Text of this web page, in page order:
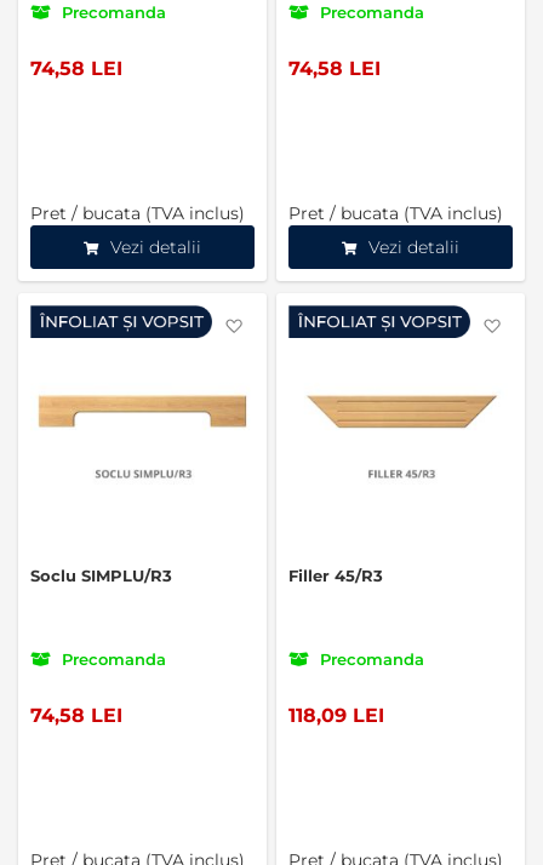
Precomanda
74,58 LEI
Pret / bucata (TVA inclus)
Vezi detalii
Precomanda
74,58 LEI
Pret / bucata (TVA inclus)
Vezi detalii
Soclu SIMPLU/R3
Precomanda
74,58 LEI
Pret / bucata (TVA inclus)
Favorite
Filler 45/R3
Precomanda
118,09 LEI
Pret / bucata (TVA inclus)